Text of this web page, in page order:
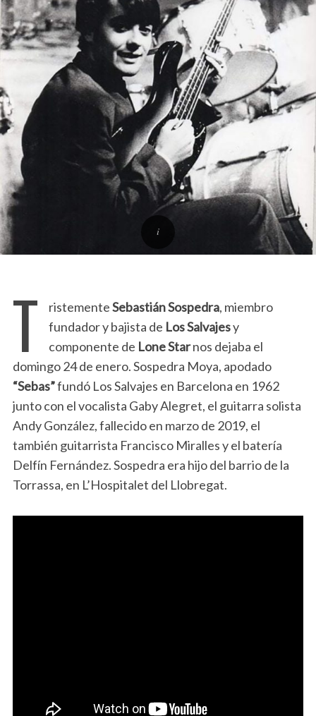
T ristementeSebastián Sospedra, miembro
fundador y bajista de Los Salvajesy
componente de Lone Starnos dejaba el
domingo 24 de enero. Sospedra Moya, apodado
“Sebas”fundó Los Salvajes en Barcelona en 1962
junto con el vocalista Gaby Alegret, el guitarra solista
Andy González, fallecido en marzo de 2019, el
también guitarrista Francisco Miralles y el batería
Delfín Fernández. Sospedra era hijo del barrio de la
Torrassa, en L’Hospitalet del Llobregat.